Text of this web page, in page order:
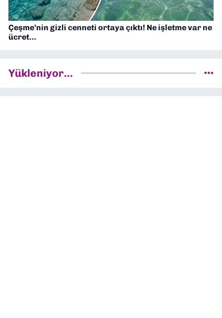
Çeşme’nin gizli cenneti ortaya çıktı! Ne işletme var ne
ücret…
Yükleniyor...